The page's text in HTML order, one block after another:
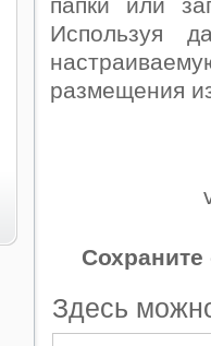
Используя
размещения
Здесь